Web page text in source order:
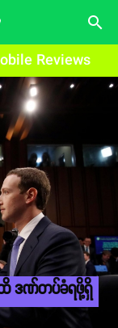
search
Reviews
ဒဏ်တပ်ခံရဖို့ရှိ